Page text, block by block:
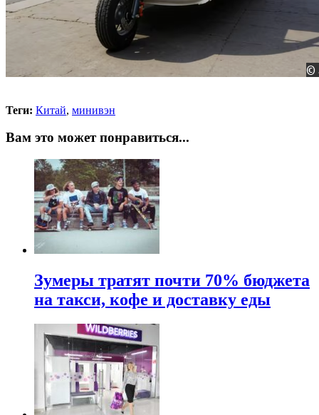
Теги: Китай, минивэн
Вам это может понравиться...
Зумеры тратят почти 70% бюджета
на такси, кофе и доставку еды